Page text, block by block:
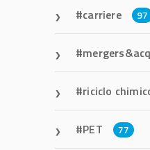
carriere 97
riciclo
PET 77